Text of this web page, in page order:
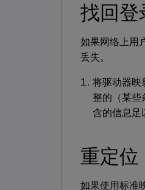
找回登
如果网络上用
丢失。
将驱动器映
整的（某些
含的信息足
重定位
如果使用标准